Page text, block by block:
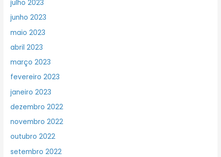
julho 2023
junho 2023
maio 2023
abril 2023
março 2023
fevereiro 2023
janeiro 2023
dezembro 2022
novembro 2022
outubro 2022
setembro 2022